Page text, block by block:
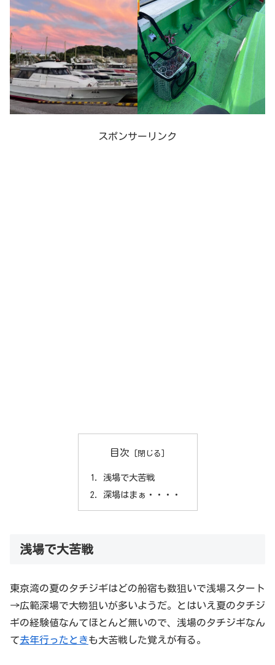
スポンサーリンク
目次
浅場で大苦戦
深場はまぁ・・・・
浅場で大苦戦
東京湾の夏のタチジギはどの船宿も数狙いで浅場スタート
→広範深場で大物狙いが多いようだ。とはいえ夏のタチジ
ギの経験値なんてほとんど無いので、浅場のタチジギなん
て去年行ったときも大苦戦した覚えが有る。